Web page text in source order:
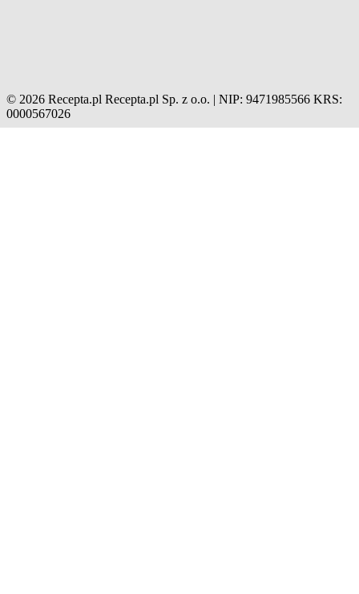
© 2026 Recepta.pl Recepta.pl Sp. z o.o. | NIP: 9471985566 KRS:
0000567026